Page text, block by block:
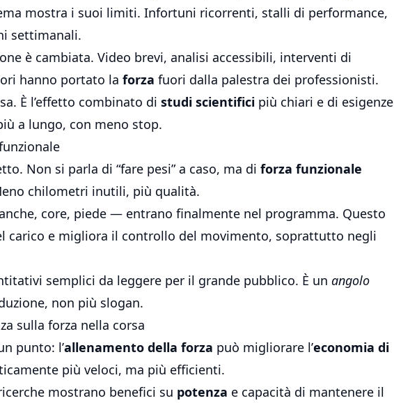
mostra i suoi limiti. Infortuni ricorrenti, stalli di performance,
settimanali.
è cambiata. Video brevi, analisi accessibili, interventi di
hanno portato la forza fuori dalla palestra dei professionisti.
È l’effetto combinato di studi scientifici più chiari e di esigenze
a lungo, con meno stop.
Non si parla di “fare pesi” a caso, ma di forza funzionale
chilometri inutili, più qualità.
core, piede — entrano finalmente nel programma. Questo
carico e migliora il controllo del movimento, soprattutto negli
semplici da leggere per il grande pubblico. È un angolo
non più slogan.
sulla forza nella corsa
punto: l’allenamento della forza può migliorare l’economia di
più veloci, ma più efficienti.
mostrano benefici su potenza e capacità di mantenere il